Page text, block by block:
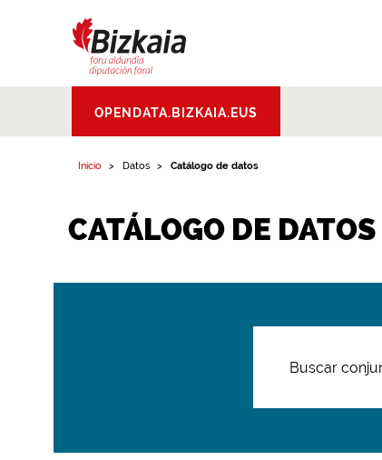
Aldundia.Diputacion
Foral de Bizkaia
OPENDATA.BIZKAIA.EUS
Inicio Datos Catálogo de datos
CATÁLOGO DE DATOS